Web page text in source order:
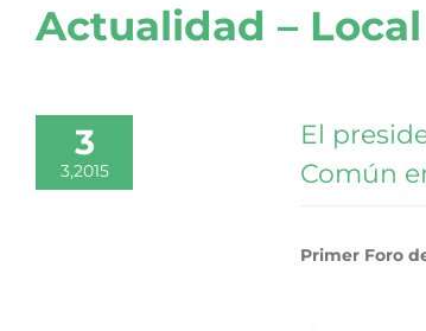
Actualidad – Local
3
3,2015
El
Común
Primer Foro